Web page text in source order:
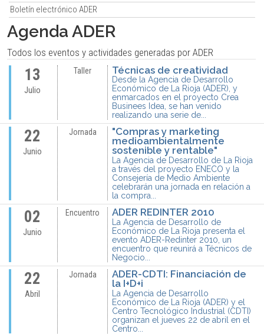
Boletín electrónico ADER
Agenda ADER
Todos los eventos y actividades generadas por ADER
13
Julio
Taller Técnicas de creatividad
Desde la Agencia de Desarrollo
Económico de La Rioja (ADER), y
enmarcados en el proyecto Crea
Businees Idea, se han venido
realizando una serie de...
22
Junio
Jornada
"Compras y marketing
medioambientalmente
sostenible y rentable"
La Agencia de Desarrollo de La Rioja
a través del proyecto ENECO y la
Consejería de Medio Ambiente
celebrarán una jornada en relación a
la compra...
02
Junio
Encuentro ADER REDINTER 2010
La Agencia de Desarrollo de
Económico de La Rioja presenta el
evento ADER-Redinter 2010, un
encuentro que reunirá a Técnicos de
Negocio...
22
Abril
Jornada
ADER-CDTI: Financiación de
la I+D+i
La Agencia de Desarrollo
Económico de La Rioja (ADER) y el
Centro Tecnológico Industrial (CDTI)
organizan el jueves 22 de abril en el
Centro...